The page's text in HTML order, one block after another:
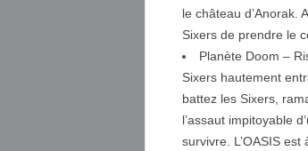
le château d’Anorak.
Sixers de prendre le
Planète Doom –
Sixers hautement
battez les Sixers,
l’assaut impitoyable
survivre. L’OASIS est